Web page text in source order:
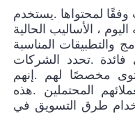
لمحتواها .يستخدم
، الأساليب الحالية
والتطبيقات المناسبة
.تحدد الشركات
مخصصًا لهم . إنهم
المحتملين .هذه
طرق التسويق في